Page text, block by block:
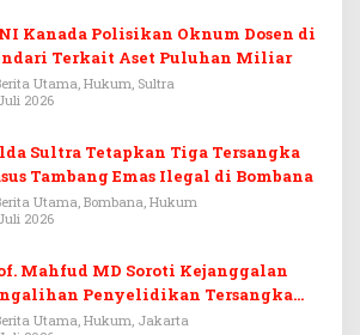
Kanada Polisikan Oknum Dosen di
Terkait Aset Puluhan Miliar
Utama, Hukum, Sultra
2026
Sultra Tetapkan Tiga Tersangka
Tambang Emas Ilegal di Bombana
Utama, Bombana, Hukum
2026
Mahfud MD Soroti Kejanggalan
Penyelidikan Tersangka
Adriansyah
Utama, Hukum, Jakarta